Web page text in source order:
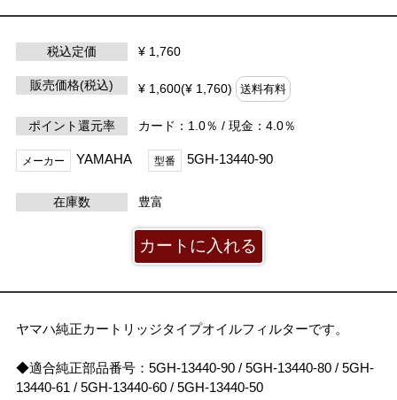
税込定価 ¥ 1,760
販売価格(税込) ¥ 1,600(¥ 1,760) 送料有料
ポイント還元率 カード：1.0％ / 現金：4.0％
メーカー YAMAHA 型番 5GH-13440-90
在庫数 豊富
ヤマハ純正カートリッジタイプオイルフィルターです。
◆適合純正部品番号：5GH-13440-90 / 5GH-13440-80 / 5GH-
13440-61 / 5GH-13440-60 / 5GH-13440-50